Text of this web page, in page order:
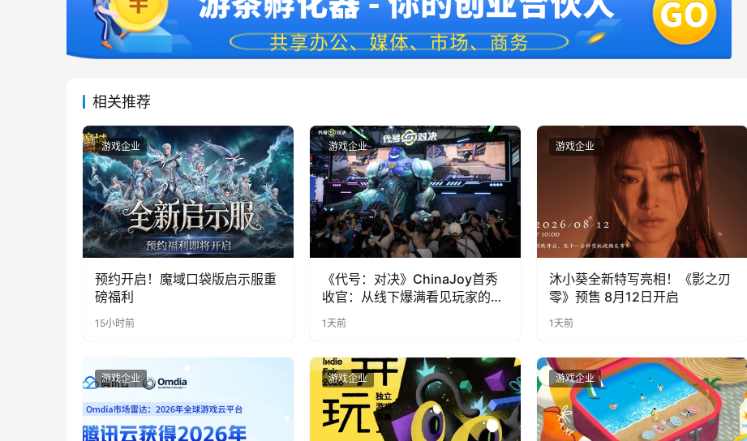
相关推荐
游戏企业
预约开启！魔域口袋版启示服重
磅福利
15小时前
游戏企业
《代号：对决》ChinaJoy首秀
收官：从线下爆满看见玩家的真
实期待
1天前
游戏企业
沐小葵全新特写亮相！《影之刃
零》预售 8月12日开启
1天前
游戏企业 游戏企业 游戏企业